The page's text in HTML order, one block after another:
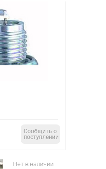
Сообщить о
поступлении
Нет в наличии